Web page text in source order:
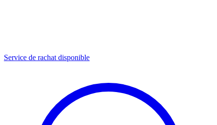
Service de rachat disponible